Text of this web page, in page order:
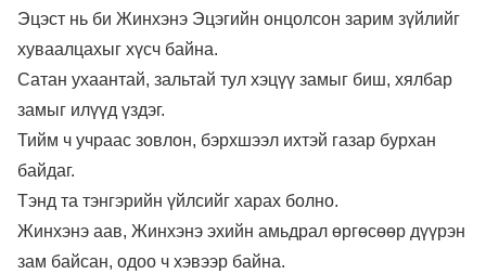
Эцэст нь би Жинхэнэ Эцэгийн онцолсон зарим зүйлийг
хуваалцахыг хүсч байна.
Сатан ухаантай, зальтай тул хэцүү замыг биш, хялбар
замыг илүүд үздэг.
Тийм ч учраас зовлон, бэрхшээл ихтэй газар бурхан
байдаг.
Тэнд та тэнгэрийн үйлсийг харах болно.
Жинхэнэ аав, Жинхэнэ эхийн амьдрал өргөсөөр дүүрэн
зам байсан, одоо ч хэвээр байна.